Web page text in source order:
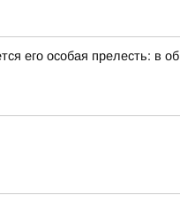
его особая прелесть: в